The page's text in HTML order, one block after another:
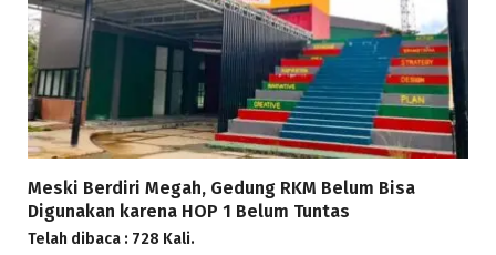
Meski Berdiri Megah, Gedung RKM Belum Bisa
Digunakan karena HOP 1 Belum Tuntas
Telah dibaca : 728 Kali.